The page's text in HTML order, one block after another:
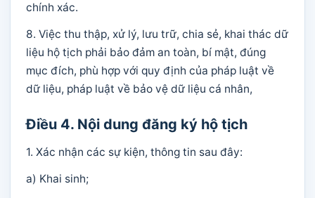
chính xác.
8. Việc thu thập, xử lý, lưu trữ, chia sẻ, khai thác dữ
liệu hộ tịch phải bảo đảm an toàn, bí mật, đúng
mục đích, phù hợp với quy định của pháp luật về
dữ liệu, pháp luật về bảo vệ dữ liệu cá nhân,
Điều 4. Nội dung đăng ký hộ tịch
1. Xác nhận các sự kiện, thông tin sau đây:
a) Khai sinh;